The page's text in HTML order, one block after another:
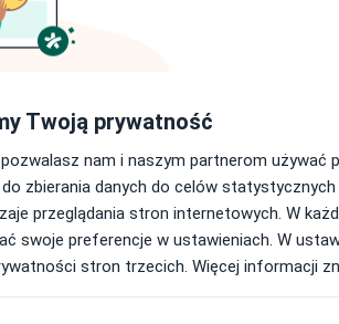
250 zł
Twoją prywatność
nam i naszym partnerom używać
zbierania danych do celów
przeglądania stron internetowych. W
swoje preferencje w ustawieniach. W
stron trzecich. Więcej informacji